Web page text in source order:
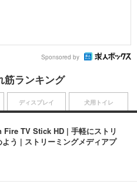
Sponsored by
筋ランキング
Fire TV Stick HD | 手軽にストリ
う | ストリーミングメディアプ
ディスプレイ 犬用トイレ